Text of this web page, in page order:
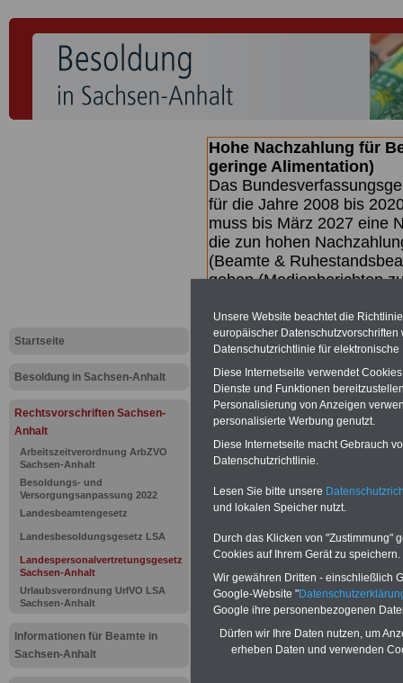
Startseite
Besoldung in Sachsen-Anhalt
Rechtsvorschriften Sachsen-
Anhalt
Arbeitszeitverordnung ArbZVO
Sachsen-Anhalt
Besoldungs- und
Versorgungsanpassung 2022
Landesbeamtengesetz
Landesbesoldungsgesetz LSA
Landespersonalvertretungsgesetz
Sachsen-Anhalt
Urlaubsverordnung UrlVO LSA
Sachsen-Anhalt
Informationen für Beamte in
Sachsen-Anhalt
Hohe Nachzahlung für
geringe Alimentation)
Das
für die Jahre 2008 bis
muss bis März 2027 eine
die zun hohen
(Beamte &
geben (Medienberichten
hierzu eine Broschüre
des Gesetzentwurfs der
Quartal.2026 >>>
zur
Sachsen-
Amtszeit
BEHÖRDEN-ABOmit drei
22,50 Euro: Wissenswertes für
und Beamte,
(Bund/Länder) sowie Beihilferecht
Unsere Website beachtet die
europäischer
Datenschutzrichtlinie für
Diese Internetseite verwendet
Dienste und Funktionen
Personalisierung von Anzeigen
personalisierte Werbung genutzt.
Diese Internetseite macht Gebrauch
Datenschutzrichtlinie.
Lesen Sie bitte unsere
und lokalen Speicher nutzt.
Durch das Klicken von "Zustimmung"
Cookies auf Ihrem Gerät zu speichern.
Wir gewähren Dritten - einschließlich
Google-Website "
Google ihre personenbezogenen
Dürfen wir Ihre Daten nutzen, um
erheben Daten und verwenden